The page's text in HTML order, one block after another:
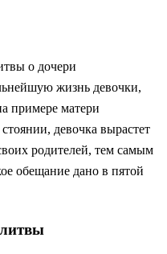
о дочери
жизнь девочки,
примере матери
девочка вырастет
родителей, тем самым
обещание дано в пятой